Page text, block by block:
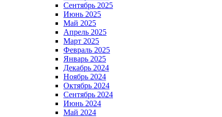
Сентябрь 2025
Июнь 2025
Май 2025
Апрель 2025
Март 2025
Февраль 2025
Январь 2025
Декабрь 2024
Ноябрь 2024
Октябрь 2024
Сентябрь 2024
Июнь 2024
Май 2024